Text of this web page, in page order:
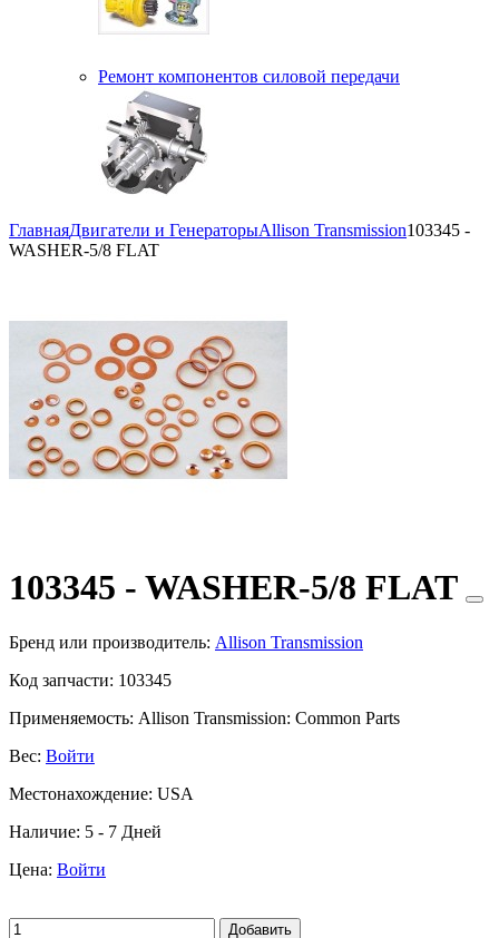
Ремонт компонентов силовой передачи
ГлавнаяДвигатели и ГенераторыAllison Transmission103345 -
WASHER-5/8 FLAT
103345 - WASHER-5/8 FLAT
Бренд или производитель: Allison Transmission
Код запчасти: 103345
Применяемость: Allison Transmission: Common Parts
Вес: Войти
Местонахождение: USA
Наличие: 5 - 7 Дней
Цена: Войти
Добавить